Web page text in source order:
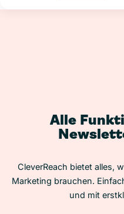
Alle
CleverReach bietet alles,
Marketing brauchen.
und mit